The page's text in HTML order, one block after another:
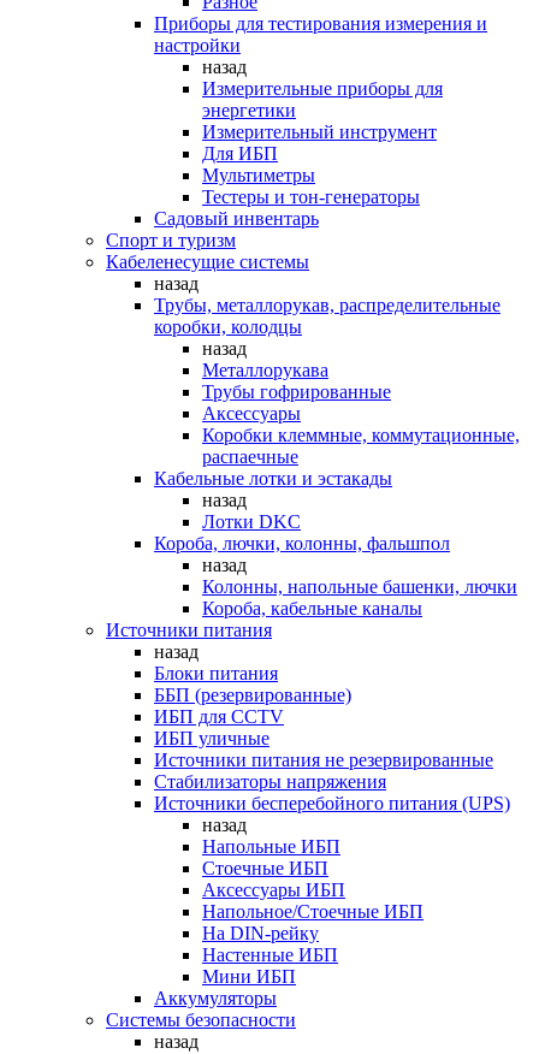
Приборы для тестирования измерения и
настройки
назад
Измерительные приборы для
энергетики
Измерительный инструмент
Для ИБП
Мультиметры
Тестеры и тон-генераторы
Садовый инвентарь
Спорт и туризм
Кабеленесущие системы
назад
Трубы, металлорукав, распределительные
коробки, колодцы
назад
Металлорукава
Трубы гофрированные
Аксессуары
Коробки клеммные, коммутационные,
распаечные
Кабельные лотки и эстакады
назад
Лотки DKC
Короба, лючки, колонны, фальшпол
назад
Колонны, напольные башенки, лючки
Короба, кабельные каналы
Источники питания
назад
Блоки питания
ББП (резервированные)
ИБП для CCTV
ИБП уличные
Источники питания не резервированные
Стабилизаторы напряжения
Источники бесперебойного питания (UPS)
назад
Напольные ИБП
Стоечные ИБП
Аксессуары ИБП
Напольное/Стоечные ИБП
На DIN-рейку
Настенные ИБП
Мини ИБП
Аккумуляторы
Системы безопасности
назад